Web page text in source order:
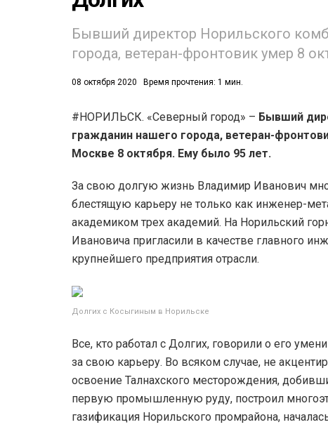
Бывший директор Норильского
города, ветеран-фронтовик умер 8
08 октября 2020 Время прочтения: 1 мин.
#НОРИЛЬСК. «Северный город» – Бывший
гражданин нашего города, ветеран-
Москве 8 октября. Ему было 95 лет.
За свою долгую жизнь Владимир Иванович
блестящую карьеру не только как инженер-
академиком трех академий. На Норильский
Ивановича пригласили в качестве главного
крупнейшего предприятия отрасли.
Долгих с Косыгиным в Норильске
Все, кто работал с Долгих, говорили о его
за свою карьеру. Во всяком случае, не
освоение Талнахского месторождения,
первую промышленную руду, построил
газификация Норильского промрайона,